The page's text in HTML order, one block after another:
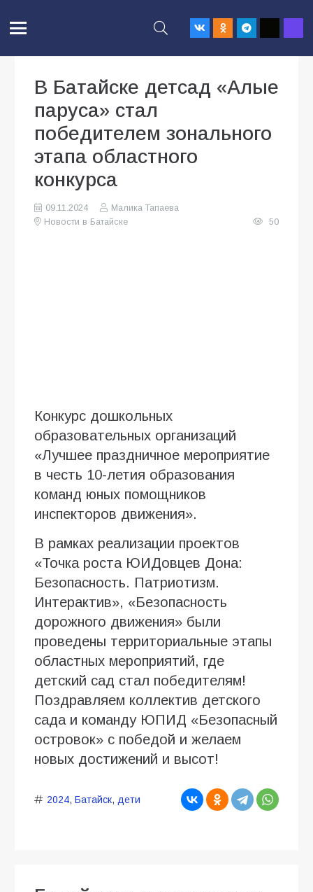
В Батайске детсад «Алые
паруса» стал
победителем зонального
этапа областного
конкурса
09.11.2024
Малика Тапаева
Новости в Батайске
50
Конкурс дошкольных
образовательных организаций
«Лучшее праздничное мероприятие
в честь 10-летия образования
команд юных помощников
инспекторов движения».
В рамках реализации проектов
«Точка роста ЮИДовцев Дона:
Безопасность. Патриотизм.
Интерактив», «Безопасность
дорожного движения» были
проведены территориальные этапы
областных мероприятий, где
детский сад стал победителям!
Поздравляем коллектив детского
сада и команду ЮПИД «Безопасный
островок» с победой и желаем
новых достижений и высот!
2024, Батайск, дети